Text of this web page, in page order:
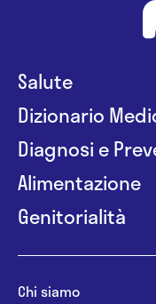
Salute
Dizionario
Diagnosi e
Alimentazione
Genitorialità
Chi siamo